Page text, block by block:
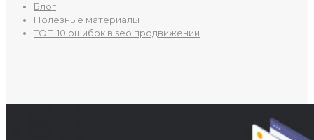
Блог
Полезные материалы
ТОП 10 ошибок в seo продвижении